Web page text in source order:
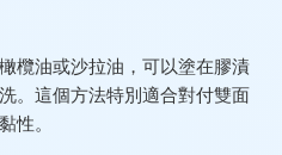
欖油或沙拉油，可以塗在膠漬
。這個方法特別適合對付雙面
性。